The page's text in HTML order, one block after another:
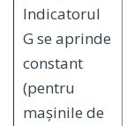
Indicatorul
G se aprinde
constant
(pentru
mașinile de